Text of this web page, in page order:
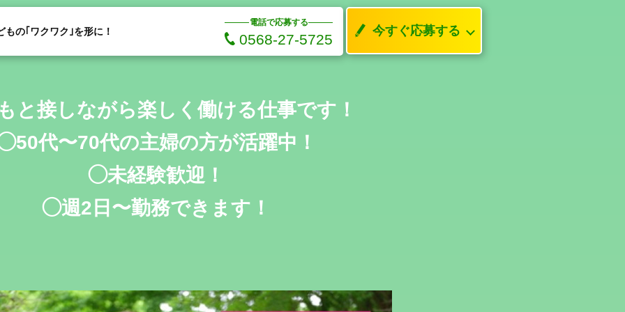
もの｢ワクワク｣を形に！
電話で応募する
0568-27-5725
今すぐ応募する
と接しながら楽しく働ける仕事です！
代〜70代の主婦の方が活躍中！
◯未経験歓迎！
◯週2日〜勤務できます！